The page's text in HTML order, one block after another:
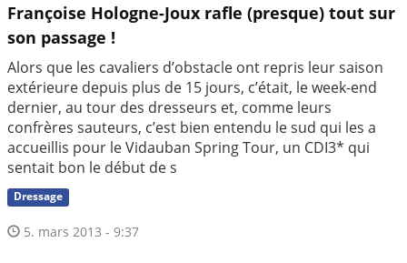
Françoise Hologne-Joux rafle (presque) tout sur
son passage !
Alors que les cavaliers d’obstacle ont repris leur saison
extérieure depuis plus de 15 jours, c’était, le week-end
dernier, au tour des dresseurs et, comme leurs
confrères sauteurs, c’est bien entendu le sud qui les a
accueillis pour le Vidauban Spring Tour, un CDI3* qui
sentait bon le début de s
Dressage
5. mars 2013 - 9:37